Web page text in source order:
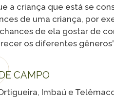
a criança que está se
de uma criança, por
chances de ela gostar de
os diferentes
CAMPO
Imbaú e